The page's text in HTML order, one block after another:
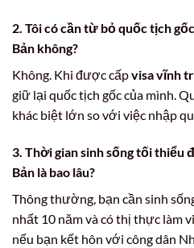
2. Tôi có cần từ bỏ quốc tịch
Bản không?
Không. Khi được cấpvisa vĩnh
giữ lại quốc tịch gốc của mình.
khác biệt lớn so với việc nhập
3. Thời gian sinh sống tối thiểu
Bản là bao lâu?
Thông thường, bạn cần sinh
nhất 10 năm và có thị thực làm
nếu bạn kết hôn với công dân